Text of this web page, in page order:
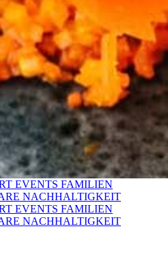
EVENTS FAMILIEN
NACHHALTIGKEIT
EVENTS FAMILIEN
NACHHALTIGKEIT